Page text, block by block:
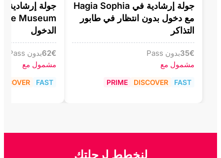
جولة إرشادية في Hagia Sophia
مع دخول بدون انتظار في طابور
التذاكر
€
35بدون Pass
مشمول مع
FAST
DISCOVER
PRIME
الدخول
€
62بدون Pass
مشمول مع
FAST
لنخطط لرحلتك